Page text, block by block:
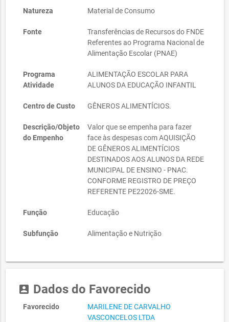
Natureza Material de Consumo
Fonte
Transferências de Recursos do FNDE
Referentes ao Programa Nacional de
Alimentação Escolar (PNAE)
Programa
Atividade
ALIMENTAÇÃO ESCOLAR PARA
ALUNOS DA EDUCAÇÃO INFANTIL
Centro de Custo GÊNEROS ALIMENTÍCIOS.
Descrição/Objeto
do Empenho
Valor que se empenha para fazer
face às despesas com AQUISIÇÃO
DE GÊNEROS ALIMENTÍCIOS
DESTINADOS AOS ALUNOS DA REDE
MUNICIPAL DE ENSINO - PNAC.
CONFORME REGISTRO DE PREÇO
REFERENTE PE22026-SME.
Função Educação
Subfunção Alimentação e Nutrição
account_box Dados do Favorecido
Favorecido
MARILENE DE CARVALHO
VASCONCELOS LTDA